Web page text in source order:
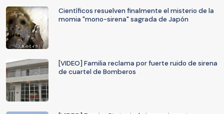
Científicos resuelven finalmente el misterio de la
momia "mono-sirena" sagrada de Japón
[VIDEO] Familia reclama por fuerte ruido de sirena
de cuartel de Bomberos